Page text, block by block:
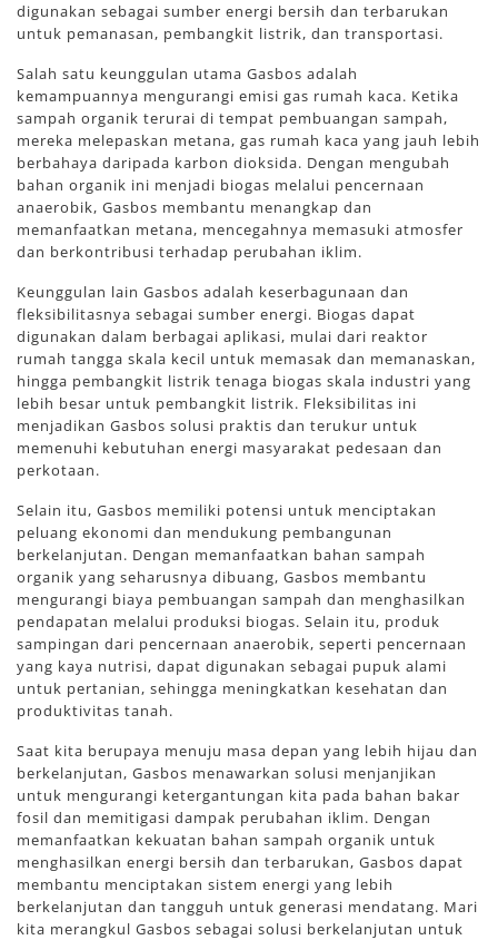
digunakan sebagai sumber energi bersih dan terbarukan
untuk pemanasan, pembangkit listrik, dan transportasi.
Salah satu keunggulan utama Gasbos adalah
kemampuannya mengurangi emisi gas rumah kaca. Ketika
sampah organik terurai di tempat pembuangan sampah,
mereka melepaskan metana, gas rumah kaca yang jauh lebih
berbahaya daripada karbon dioksida. Dengan mengubah
bahan organik ini menjadi biogas melalui pencernaan
anaerobik, Gasbos membantu menangkap dan
memanfaatkan metana, mencegahnya memasuki atmosfer
dan berkontribusi terhadap perubahan iklim.
Keunggulan lain Gasbos adalah keserbagunaan dan
fleksibilitasnya sebagai sumber energi. Biogas dapat
digunakan dalam berbagai aplikasi, mulai dari reaktor
rumah tangga skala kecil untuk memasak dan memanaskan,
hingga pembangkit listrik tenaga biogas skala industri yang
lebih besar untuk pembangkit listrik. Fleksibilitas ini
menjadikan Gasbos solusi praktis dan terukur untuk
memenuhi kebutuhan energi masyarakat pedesaan dan
perkotaan.
Selain itu, Gasbos memiliki potensi untuk menciptakan
peluang ekonomi dan mendukung pembangunan
berkelanjutan. Dengan memanfaatkan bahan sampah
organik yang seharusnya dibuang, Gasbos membantu
mengurangi biaya pembuangan sampah dan menghasilkan
pendapatan melalui produksi biogas. Selain itu, produk
sampingan dari pencernaan anaerobik, seperti pencernaan
yang kaya nutrisi, dapat digunakan sebagai pupuk alami
untuk pertanian, sehingga meningkatkan kesehatan dan
produktivitas tanah.
Saat kita berupaya menuju masa depan yang lebih hijau dan
berkelanjutan, Gasbos menawarkan solusi menjanjikan
untuk mengurangi ketergantungan kita pada bahan bakar
fosil dan memitigasi dampak perubahan iklim. Dengan
memanfaatkan kekuatan bahan sampah organik untuk
menghasilkan energi bersih dan terbarukan, Gasbos dapat
membantu menciptakan sistem energi yang lebih
berkelanjutan dan tangguh untuk generasi mendatang. Mari
kita merangkul Gasbos sebagai solusi berkelanjutan untuk